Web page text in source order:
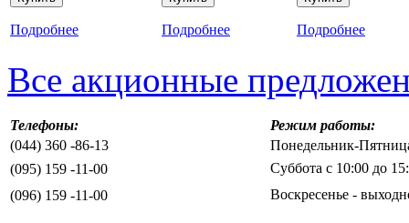
Подробнее Подробнее Подробнее
Все акционные
Телефоны:
Режим работы:
(044) 360 -86-13
Понедельник-
(095) 159 -11-00
Суббота с 10:00 до
(096) 159 -11-00
Воскресенье -